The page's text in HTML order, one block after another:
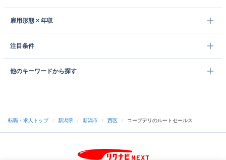
雇用形態 × 年収
注目条件
他のキーワードから探す
転職・求人トップ / 新潟県 / 新潟市 / 西区 / コープデリのルートセールス